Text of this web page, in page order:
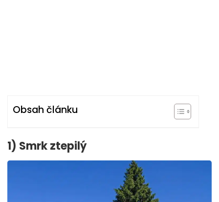
Obsah článku
1) Smrk ztepilý